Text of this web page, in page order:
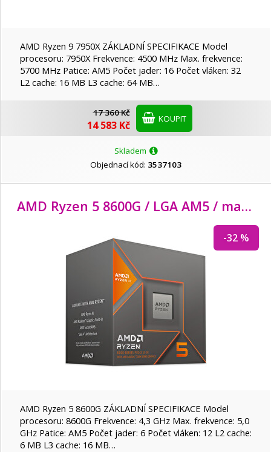
AMD Ryzen 9 7950X ZÁKLADNÍ SPECIFIKACE Model
procesoru: 7950X Frekvence: 4500 MHz Max. frekvence:
5700 MHz Patice: AM5 Počet jader: 16 Počet vláken: 32
L2 cache: 16 MB L3 cache: 64 MB…
17 360 Kč
14 583 Kč KOUPIT
Skladem
Objednací kód: 3537103
AMD Ryzen 5 8600G / LGA AM5 / max. 5,0GHz / 6C/
-32 %
AMD Ryzen 5 8600G ZÁKLADNÍ SPECIFIKACE Model
procesoru: 8600G Frekvence: 4,3 GHz Max. frekvence: 5,0
GHz Patice: AM5 Počet jader: 6 Počet vláken: 12 L2 cache:
6 MB L3 cache: 16 MB…